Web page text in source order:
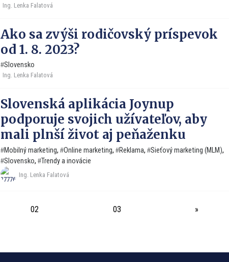
Ing. Lenka Falatová
Ako sa zvýši rodičovský príspevok
od 1. 8. 2023?
Slovensko
Ing. Lenka Falatová
Slovenská aplikácia Joynup
podporuje svojich užívateľov, aby
mali plnší život aj peňaženku
Mobilný marketing, Online marketing, Reklama, Sieťový marketing (MLM),
Slovensko, Trendy a inovácie
Ing. Lenka Falatová
02 03 »